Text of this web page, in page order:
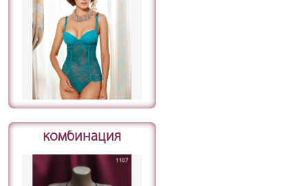
комбинация